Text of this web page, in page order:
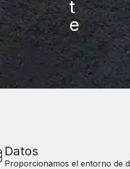
t
e
Datos
Proporcionamos el entorno de